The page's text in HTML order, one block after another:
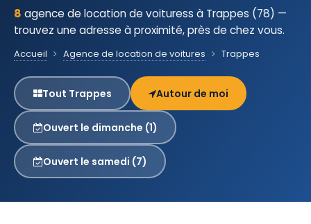
8 agence de location de voituress à Trappes (78) —
trouvez une adresse à proximité, près de chez vous.
Accueil Agence de location de voitures Trappes
Tout Trappes Autour de moi
Ouvert le dimanche (1)
Ouvert le samedi (7)